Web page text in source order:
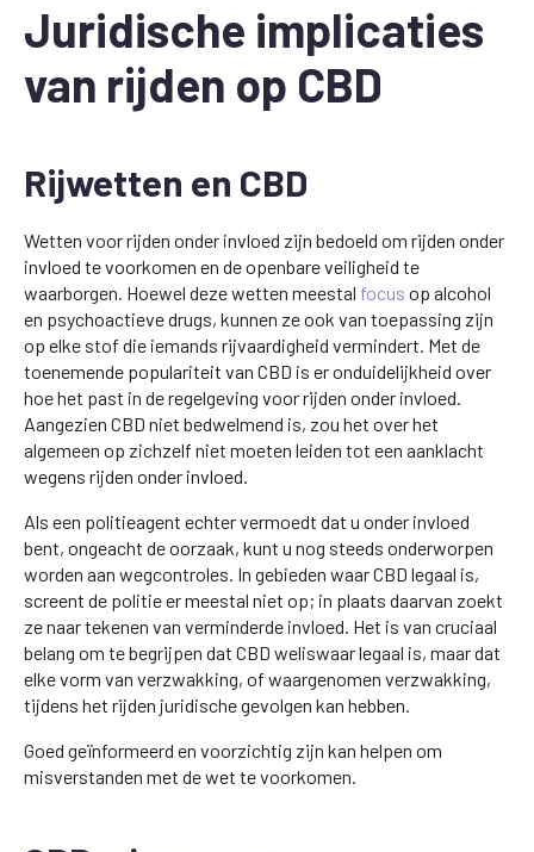
Juridische implicaties
van rijden op CBD
Rijwetten en CBD
Wetten voor rijden onder invloed zijn bedoeld om rijden onder
invloed te voorkomen en de openbare veiligheid te
waarborgen. Hoewel deze wetten meestal focus op alcohol
en psychoactieve drugs, kunnen ze ook van toepassing zijn
op elke stof die iemands rijvaardigheid vermindert. Met de
toenemende populariteit van CBD is er onduidelijkheid over
hoe het past in de regelgeving voor rijden onder invloed.
Aangezien CBD niet bedwelmend is, zou het over het
algemeen op zichzelf niet moeten leiden tot een aanklacht
wegens rijden onder invloed.
Als een politieagent echter vermoedt dat u onder invloed
bent, ongeacht de oorzaak, kunt u nog steeds onderworpen
worden aan wegcontroles. In gebieden waar CBD legaal is,
screent de politie er meestal niet op; in plaats daarvan zoekt
ze naar tekenen van verminderde invloed. Het is van cruciaal
belang om te begrijpen dat CBD weliswaar legaal is, maar dat
elke vorm van verzwakking, of waargenomen verzwakking,
tijdens het rijden juridische gevolgen kan hebben.
Goed geïnformeerd en voorzichtig zijn kan helpen om
misverstanden met de wet te voorkomen.